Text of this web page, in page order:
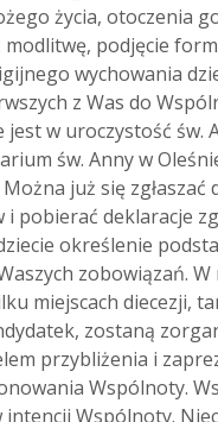
życia, otoczenia
podjęcie
wychowania
z Was do
jest w uroczystość św.
św. Anny w
już się zgłaszać
i pobierać deklaracje
określenie
zobowiązań. W
miejscach diecezji,
zostaną
przybliżenia i
Wspólnoty.
Wspólnoty.